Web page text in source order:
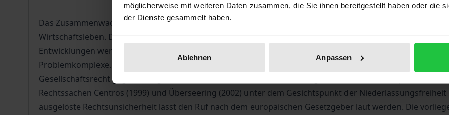
möglicherweise mit weiteren Daten zusammen, die Sie ihnen bereitgestellt haben oder die
der Dienste gesammelt haben.
Ablehnen Anpassen
Das Zusammenwachsen großer Wirtschaftsräume, wie sie die EU oder das Integrationsgebiet des
Wirtschaftsleben. Der MERCOSUR wurde 1991 von Argentinien, Brasilien, Paraguay und Uruguay durch
Entwicklungen werfen auch juristische Fragestellungen auf. Die Verlegung des Sitzes einer
Problemkomplexe. Nach geltendem Recht in der EU gestaltet sich diese grundsätzlich problematisch:
Gesellschaftsrecht gegen eine grenzüberschreitende Unternehmensträgermobilität. Auf europäischer
Rechtssachen Centros (1999) und Überseering (2002) unter dem Gesichtspunkt der
ausgelöste Rechtsunsicherheit lässt den Ruf nach dem europäischen Gesetzgeber laut werden. Die